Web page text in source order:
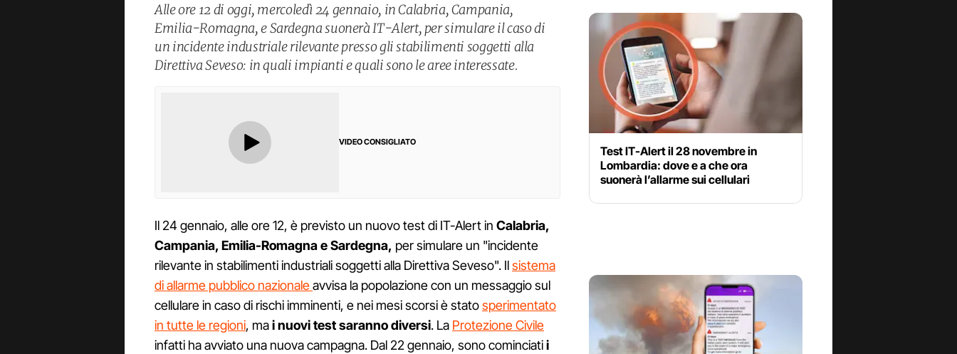
Alle ore 12 di oggi, mercoledì 24 gennaio, in Calabria, Campania,
Emilia-Romagna, e Sardegna suonerà IT-Alert, per simulare il caso di
un incidente industriale rilevante presso gli stabilimenti soggetti alla
Direttiva Seveso: in quali impianti e quali sono le aree interessate.
VIDEO CONSIGLIATO
Il 24 gennaio, alle ore 12, è previsto un nuovo test di IT-Alert in Calabria,
Campania, Emilia-Romagna e Sardegna, per simulare un "incidente
rilevante in stabilimenti industriali soggetti alla Direttiva Seveso". Ilsistema
di allarme pubblico nazionaleavvisa la popolazione con un messaggio sul
cellulare in caso di rischi imminenti, e nei mesi scorsi è statosperimentato
in tutte le regioni, mai nuovi test saranno diversi. La Protezione Civile
infatti ha avviato una nuova campagna. Dal 22 gennaio, sono cominciatii
Test IT-Alert il 28 novembre in
Lombardia: dove e a che ora
suonerà l’allarme sui cellulari